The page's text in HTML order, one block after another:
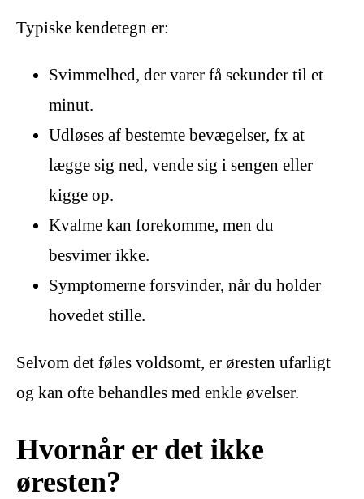
Typiske kendetegn er:
Svimmelhed, der varer få sekunder til et
minut.
Udløses af bestemte bevægelser, fx at
lægge sig ned, vende sig i sengen eller
kigge op.
Kvalme kan forekomme, men du
besvimer ikke.
Symptomerne forsvinder, når du holder
hovedet stille.
Selvom det føles voldsomt, er øresten ufarligt
og kan ofte behandles med enkle øvelser.
Hvornår er det ikke
øresten?